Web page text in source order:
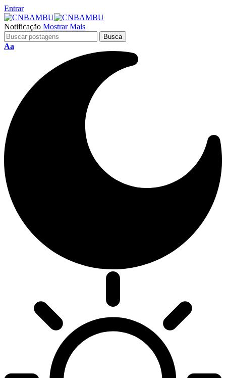
Entrar
Notificação Mostrar Mais
Aa